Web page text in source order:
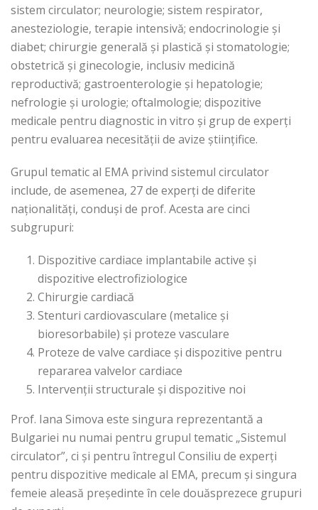
sistem circulator; neurologie; sistem respirator,
anesteziologie, terapie intensivă; endocrinologie și
diabet; chirurgie generală și plastică și stomatologie;
obstetrică și ginecologie, inclusiv medicină
reproductivă; gastroenterologie și hepatologie;
nefrologie și urologie; oftalmologie; dispozitive
medicale pentru diagnostic in vitro și grup de experți
pentru evaluarea necesității de avize științifice.
Grupul tematic al EMA privind sistemul circulator
include, de asemenea, 27 de experți de diferite
naționalități, conduși de prof. Acesta are cinci
subgrupuri:
Dispozitive cardiace implantabile active și
dispozitive electrofiziologice
Chirurgie cardiacă
Stenturi cardiovasculare (metalice și
bioresorbabile) și proteze vasculare
Proteze de valve cardiace și dispozitive pentru
repararea valvelor cardiace
Intervenții structurale și dispozitive noi
Prof. Iana Simova este singura reprezentantă a
Bulgariei nu numai pentru grupul tematic „Sistemul
circulator”, ci și pentru întregul Consiliu de experți
pentru dispozitive medicale al EMA, precum și singura
femeie aleasă președinte în cele douăsprezece grupuri